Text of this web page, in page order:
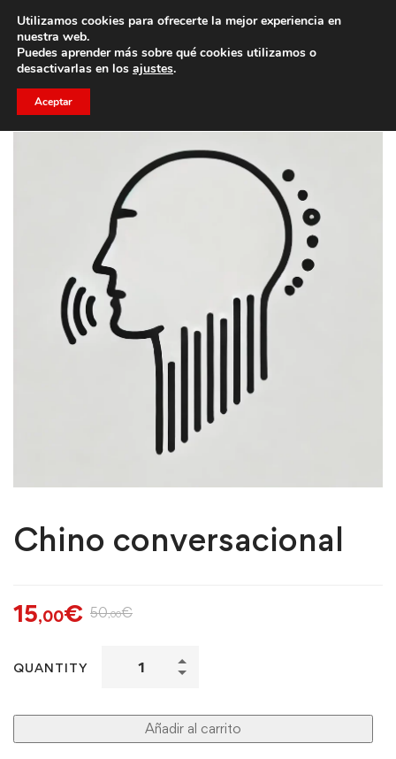
Trae a un amigo y llevaos un total de 75€ de descuento.
Chino conversacional
15,00€ 50,00€
QUANTITY
Añadir al carrito
Utilizamos cookies para ofrecerte la mejor experiencia en
nuestra web.
Puedes aprender más sobre qué cookies utilizamos o
desactivarlas en los ajustes.
Aceptar